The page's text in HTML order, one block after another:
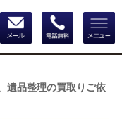
遺品整理の買取りご依